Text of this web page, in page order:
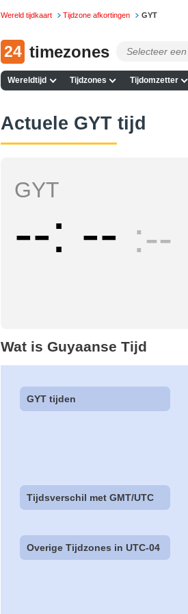
Wereld tijdkaart Tijdzone afkortingen GYT
24 timezones
Wereldtijd Tijdzones Tijdomzetter
Actuele GYT tijd
GYT
-- -- --
Wat is Guyaanse Tijd
GYT tijden
Tijdsverschil met GMT/UTC
Overige Tijdzones in UTC-04